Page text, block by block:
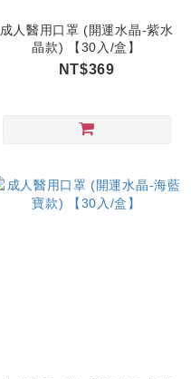
成人醫用口罩 (開運水晶-紫水
晶款) 【30入/盒】
NT$369